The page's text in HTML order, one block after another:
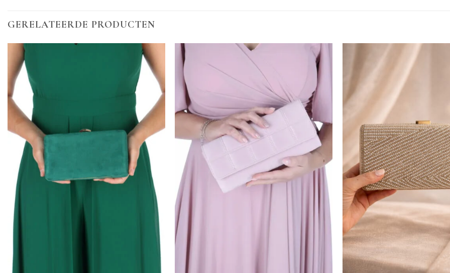
GERELATEERDE PRODUCTEN